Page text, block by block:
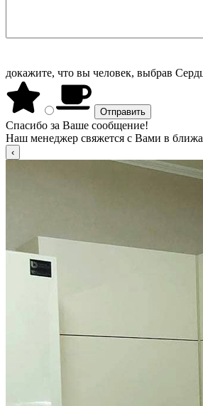
докажите, что вы человек, выбрав
Спасибо за Ваше сообщение!
Наш менеджер свяжется с Вами в